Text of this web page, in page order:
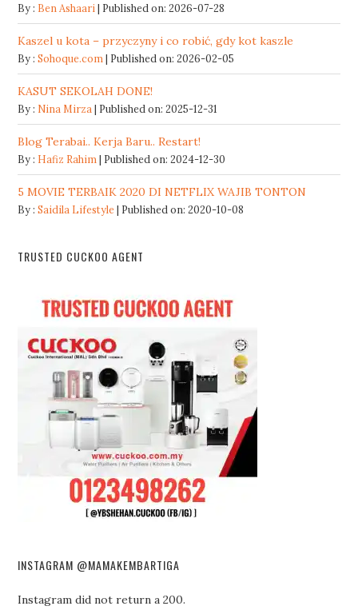
By : Ben Ashaari Published on: 2026-07-28
Kaszel u kota – przyczyny i co robić, gdy kot kaszle
By :Sohoque.com Published on: 2026-02-05
KASUT SEKOLAH DONE!
By : Nina Mirza Published on: 2025-12-31
Blog Terabai.. Kerja Baru.. Restart!
By : Hafiz Rahim Published on: 2024-12-30
5 MOVIE TERBAIK 2020 DI NETFLIX WAJIB TONTON
By :Saidila Lifestyle Published on: 2020-10-08
TRUSTED CUCKOO AGENT
INSTAGRAM @MAMAKEMBARTIGA
Instagram did not return a 200.